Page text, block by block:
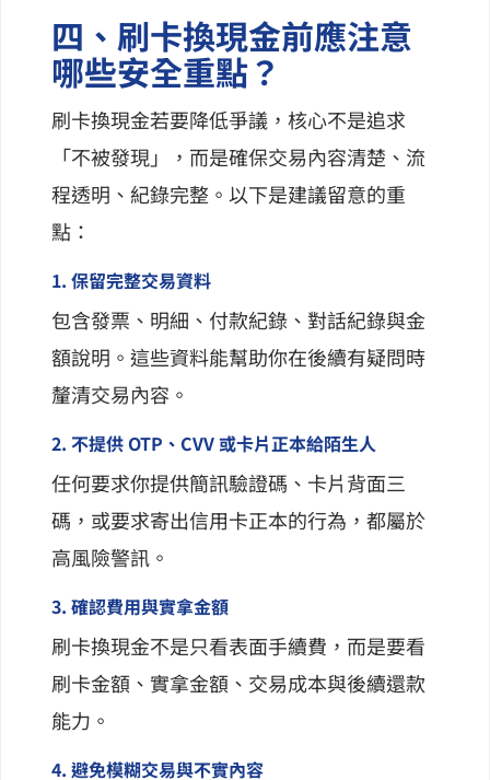
四、刷卡換現金前應注意
哪些安全重點？
刷卡換現金若要降低爭議，核心不是追求
「不被發現」，而是確保交易內容清楚、流
程透明、紀錄完整。以下是建議留意的重
點：
1. 保留完整交易資料
包含發票、明細、付款紀錄、對話紀錄與金
額說明。這些資料能幫助你在後續有疑問時
釐清交易內容。
2. 不提供 OTP、CVV 或卡片正本給陌生人
任何要求你提供簡訊驗證碼、卡片背面三
碼，或要求寄出信用卡正本的行為，都屬於
高風險警訊。
3. 確認費用與實拿金額
刷卡換現金不是只看表面手續費，而是要看
刷卡金額、實拿金額、交易成本與後續還款
能力。
4. 避免模糊交易與不實內容